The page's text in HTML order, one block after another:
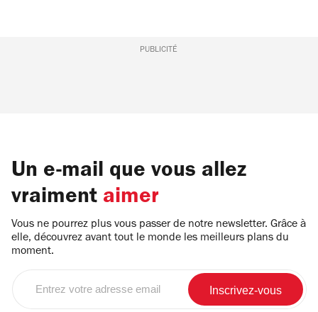
PUBLICITÉ
Un e-mail que vous allez
vraiment aimer
Vous ne pourrez plus vous passer de notre newsletter. Grâce à
elle, découvrez avant tout le monde les meilleurs plans du
moment.